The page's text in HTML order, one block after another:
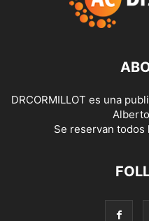
DRCORMILLOT es una
Se reservan todos